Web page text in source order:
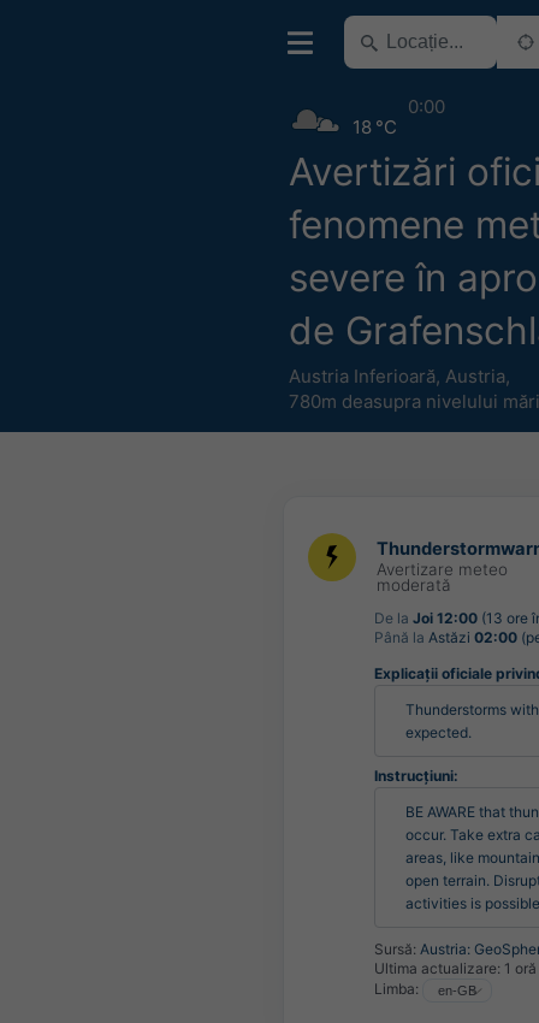
Avertizări
fenomene
severe în
de
Austria Inferioară, Austria,
780m deasupra nivelului
18 °C
0:00
Avertizare meteo
moderată
De la Joi 12:00 (13 ore
Până la Astăzi 02:00
Explicații oficiale
Thunderstorms
expected.
Instrucțiuni:
BE AWARE that
occur. Take extra
areas, like
open terrain.
activities is
Sursă: Austria:
Ultima actualizare: 1
Limba: